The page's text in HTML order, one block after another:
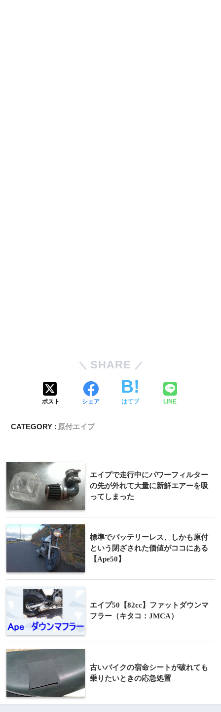
SHARE
ポスト シェア はてブ LINE
CATEGORY : 原付エイプ
エイプで走行中にパワーフィルター
の先が外れて大量に新鮮エアーを吸
ってしまった
標準でバッテリーレス、しかも原付
という閉ざされた価値がココにある
【Ape50】
エイプ50【82cc】ファットダウンマ
フラー（キタコ：JMCA）
古いバイクの宿命シートが破れても
乗りたいときの応急処置